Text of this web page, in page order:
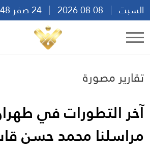
السبت
16:24
تقارير مصورة
آخر التطورات في
مراسلنا محمد حسن